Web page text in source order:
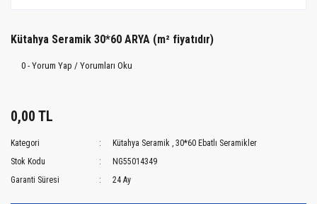
Kütahya Seramik 30*60 ARYA (m² fiyatıdır)
0 - Yorum Yap / Yorumları Oku
0,00 TL
Kategori Kütahya Seramik ,30*60 Ebatlı Seramikler
Stok Kodu
NG55014349
Garanti Süresi
24 Ay